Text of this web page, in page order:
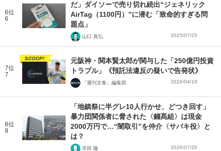
6位
6
だ」ダイソーで売り切れ続出“ジェネリック
AirTag（1100円）”に潜む「致命的すぎる問
題点」
山口 真弘 2025/07/25
7位
7
SCOOP!
元阪神・関本賢太郎が関与した「250億円投資
トラブル」《預託法違反の疑いで告発状》
「週刊文春」編集部 2026/04/18
8位
8
「地鎮祭に半グレ10人行かせ、どつき回す」
暴力団関係者に脅された〈錢髙組〉は現金
2000万円で…“闇取引”を仲介〈サバキ役〉と
は？
市田 隆 2026/07/20